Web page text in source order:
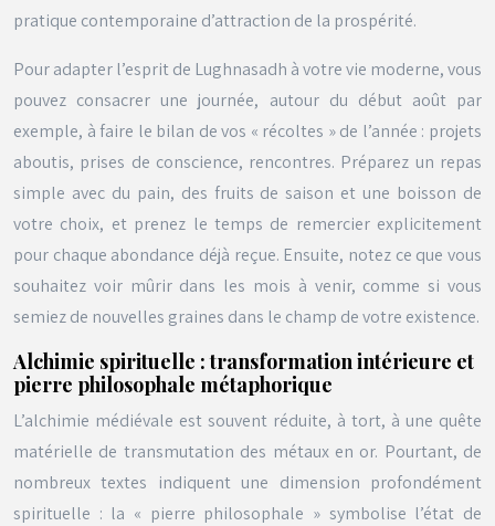
pratique contemporaine d’attraction de la prospérité.
Pour adapter l’esprit de Lughnasadh à votre vie moderne, vous
pouvez consacrer une journée, autour du début août par
exemple, à faire le bilan de vos « récoltes » de l’année : projets
aboutis, prises de conscience, rencontres. Préparez un repas
simple avec du pain, des fruits de saison et une boisson de
votre choix, et prenez le temps de remercier explicitement
pour chaque abondance déjà reçue. Ensuite, notez ce que vous
souhaitez voir mûrir dans les mois à venir, comme si vous
semiez de nouvelles graines dans le champ de votre existence.
Alchimie spirituelle : transformation intérieure et
pierre philosophale métaphorique
L’alchimie médiévale est souvent réduite, à tort, à une quête
matérielle de transmutation des métaux en or. Pourtant, de
nombreux textes indiquent une dimension profondément
spirituelle : la « pierre philosophale » symbolise l’état de